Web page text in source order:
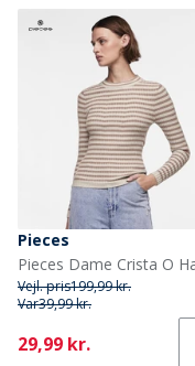
Pieces
Vejl. pris199,99 kr.
Var39,99 kr.
Current
29,99 kr.